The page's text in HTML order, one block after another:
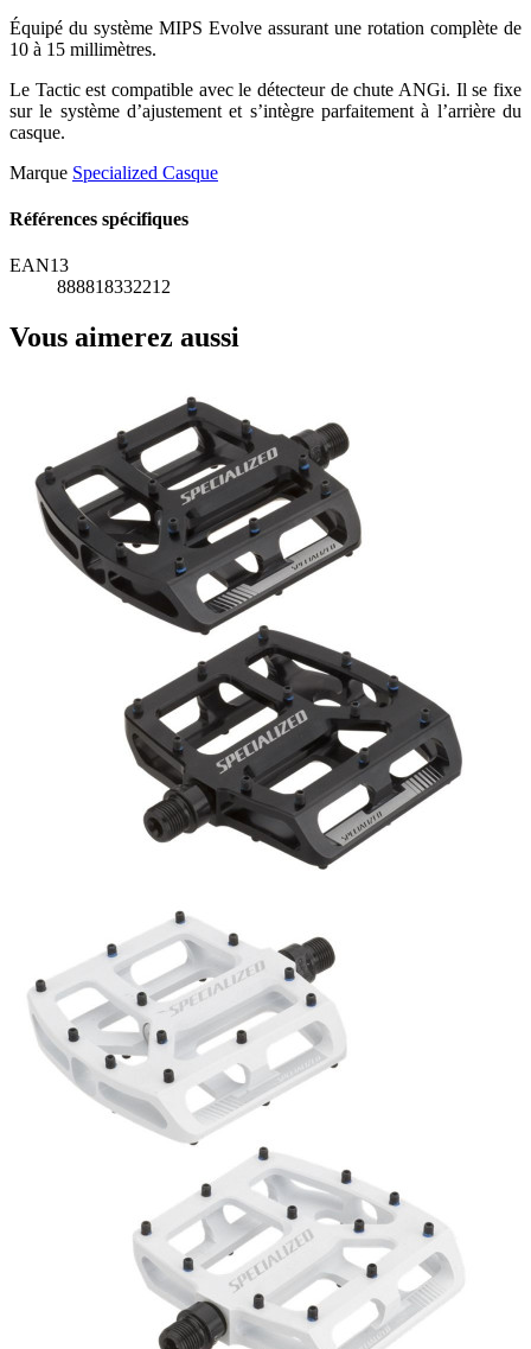
Équipé du système MIPS Evolve assurant une rotation complète de
10 à 15 millimètres.
Le Tactic est compatible avec le détecteur de chute ANGi. Il se fixe
sur le système d’ajustement et s’intègre parfaitement à l’arrière du
casque.
Marque Specialized Casque
Références spécifiques
EAN13
888818332212
Vous aimerez aussi